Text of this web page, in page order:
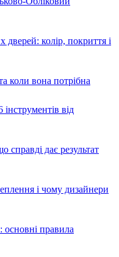
колір, покриття і
коли вона потрібна
від
справді дає результат
і чому дизайнери
правила